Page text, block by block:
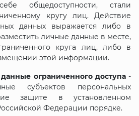
общедоступности, стали
кругу лиц. Действие
данных выражается либо в
личные данные в месте,
круга лиц, либо в
этой информации.
ограниченного доступа-
субъектов персональных
защите в установленном
Федерации порядке.